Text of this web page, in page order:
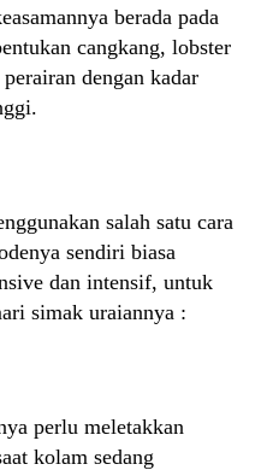
berada pada
cangkang, lobster
dengan kadar
salah satu cara
sendiri biasa
dan intensif, untuk
simak uraiannya :
perlu meletakkan
kolam sedang